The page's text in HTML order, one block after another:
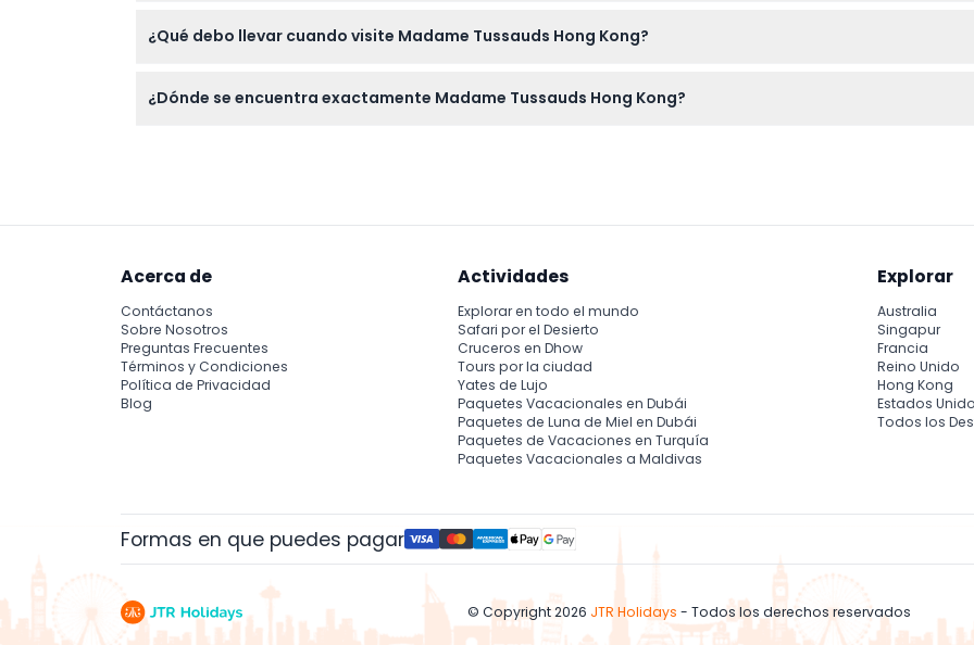
historia.
¿Qué debo llevar cuando visite Madame Tussauds Hong Kong?
exhibiciones.
¿Dónde se encuentra exactamente Madame Tussauds Hong Kong?
Acerca de
Contáctanos
Sobre Nosotros
Preguntas Frecuentes
Términos y Condiciones
Política de Privacidad
Blog
Actividades
Explorar en todo el mundo
Safari por el Desierto
Cruceros en Dhow
Tours por la ciudad
Yates de Lujo
Paquetes Vacacionales en Dubái
Paquetes de Luna de Miel en Dubái
Paquetes de Vacaciones en Turquía
Paquetes Vacacionales a Maldivas
Explorar
Australia
Singapur
Francia
Reino Unido
Hong Kong
Estados
Todos los
Formas en que puedes pagar
© Copyright 2026 JTR Holidays - Todos los derechos reservados